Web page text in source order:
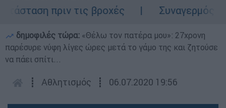
πριν τις βροχές
Συναγερμός
δημοφιλές τώρα: «Θέλω τον πατέρα μου»: 27χρονη
παρέσυρε νύφη λίγες ώρες μετά το γάμο της και ζητούσε
να πάει σπίτι...
┋ Αθλητισμός ┋ 06.07.2020 19:56